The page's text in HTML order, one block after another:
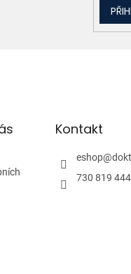
Kontakt
eshop@
730 819 444